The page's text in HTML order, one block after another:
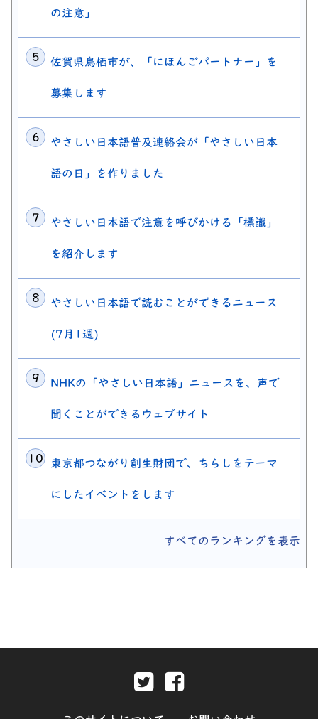
の注意」
佐賀県鳥栖市が、「にほんごパートナー」を
募集します
やさしい日本語普及連絡会が「やさしい日本
語の日」を作りました
やさしい日本語で注意を呼びかける「標識」
を紹介します
やさしい日本語で読むことができるニュース
(7月1週)
NHKの「やさしい日本語」ニュースを、声で
聞くことができるウェブサイト
東京都つながり創生財団で、ちらしをテーマ
にしたイベントをします
すべてのランキングを表示
Twitter-別ウィンドウで開きま